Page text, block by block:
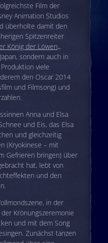
Film der
Animation Studios
überholte damit den
Spitzenreiter
König der Löwen„.
sondern auch in
viele
den Oscar 2014
und Filmsong) und
Anna und Elsa
und Eis, das Elsa
und gleichzeitig
(Kryokinese – mit
Gefrieren bringen) über
hat, lebt von
und den
in der
Krönungszeremonie
und mit dem Song
Zunächst tanzen